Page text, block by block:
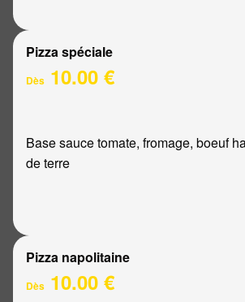
Pizza spéciale
Dès 10.00 €
Base sauce tomate, fromage, boeuf
de terre
Pizza napolitaine
Dès 10.00 €